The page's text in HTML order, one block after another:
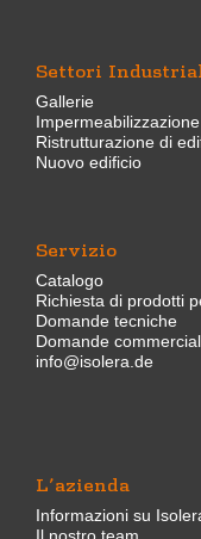
Settori
Gallerie
Ristrutturazione di
Nuovo edificio
Servizio
Catalogo
Richiesta di prodotti
Domande tecniche
Domande
info@isolera.de
L’azienda
Informazioni su